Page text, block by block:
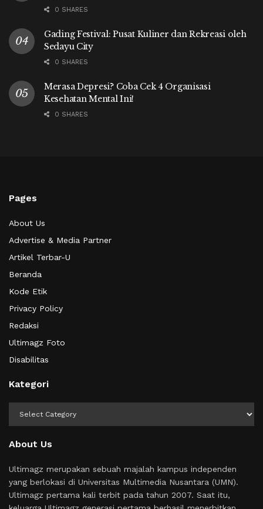
0 SHARES
Gading Festival: Pusat Kuliner dan Rekreasi oleh
Sedayu City
0 SHARES
Merasa Depresi? Coba Cek 4 Organisasi
Kesehatan Mental Ini!
0 SHARES
Pages
About Us
Advertise & Media Partner
Artikel Terbar-U
Beranda
Kode Etik
Privacy Policy
Redaksi
Ultimagz Foto
Disabilitas
Kategori
About Us
Ultimagz merupakan sebuah majalah kampus independen
yang berlokasi di Universitas Multimedia Nusantara (UMN).
Ultimagz pertama kali terbit pada tahun 2007. Saat itu,